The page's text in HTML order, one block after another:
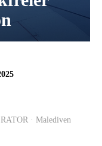
· Malediven